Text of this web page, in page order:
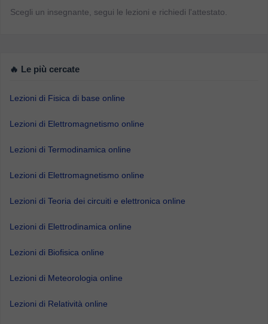
Scegli un insegnante, segui le lezioni e richiedi l'attestato.
🔥 Le più cercate
Lezioni di Fisica di base online
Lezioni di Elettromagnetismo online
Lezioni di Termodinamica online
Lezioni di Elettromagnetismo online
Lezioni di Teoria dei circuiti e elettronica online
Lezioni di Elettrodinamica online
Lezioni di Biofisica online
Lezioni di Meteorologia online
Lezioni di Relatività online